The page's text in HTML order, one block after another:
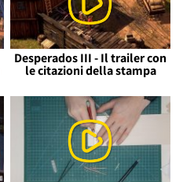
Desperados III - Il trailer con
le citazioni della stampa